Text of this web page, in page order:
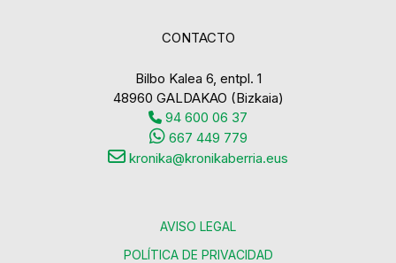
CONTACTO
Bilbo Kalea 6, entpl. 1
48960 GALDAKAO (Bizkaia)
94 600 06 37
667 449 779
kronika@kronikaberria.eus
AVISO LEGAL
POLÍTICA DE PRIVACIDAD